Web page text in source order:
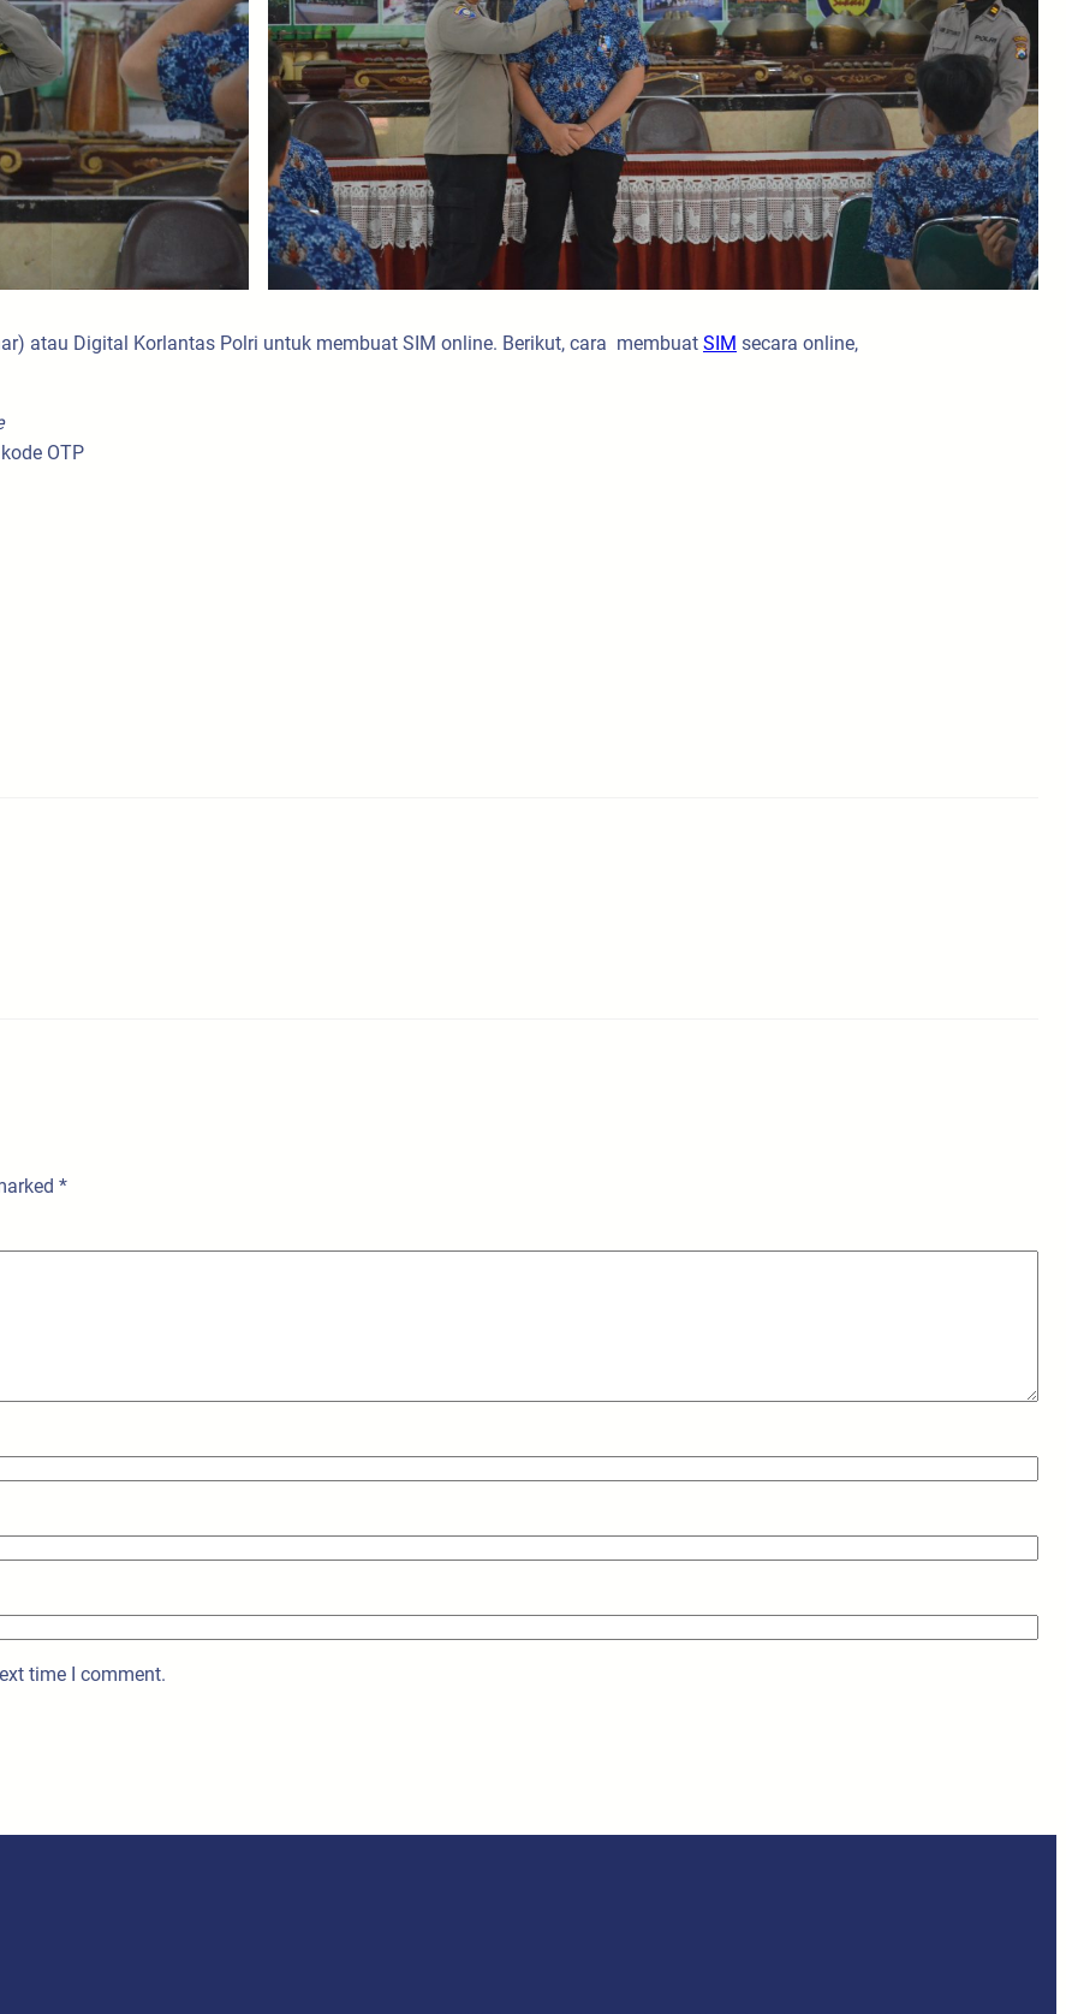
atau Digital Korlantas Polri untuk membuat SIM online. Berikut, cara membuat SIM secara online,
OTP
*
time I comment.